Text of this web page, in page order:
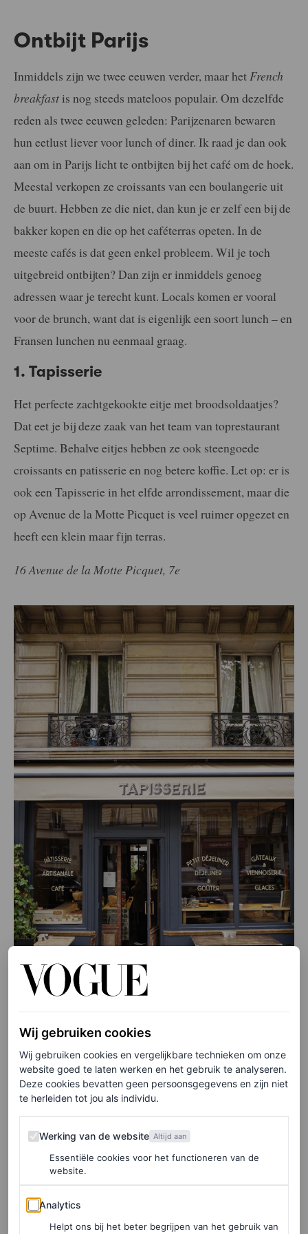
Ontbijt Parijs
Inmiddels zijn we twee eeuwen verder, maar het French
breakfast is nog steeds mateloos populair. Om dezelfde
reden als twee eeuwen geleden: Parijzenaren bewaren
hun eetlust liever voor lunch of diner. Ik raad je dan ook
aan om in Parijs licht te ontbijten bij het café om de hoek.
Meestal verkopen ze croissants van een boulangerie uit
de buurt. Hebben ze die niet, dan kun je er zelf een bij de
bakker kopen en die op het caféterras opeten. In de
meeste cafés is dat geen enkel probleem. Wil je toch
uitgebreid ontbijten? Dan zijn er inmiddels genoeg
adressen waar je terecht kunt. Locals komen er vooral
voor de brunch, want dat is eigenlijk een soort lunch – en
Fransen lunchen nu eenmaal graag.
1. Tapisserie
Het perfecte zachtgekookte eitje met broodsoldaatjes?
Dat eet je bij deze zaak van het team van toprestaurant
Septime. Behalve eitjes hebben ze ook steengoede
croissants en patisserie en nog betere koffie. Let op: er is
ook een Tapisserie in het elfde arrondissement, maar die
op Avenue de la Motte Picquet is veel ruimer opgezet en
heeft een klein maar fijn terras.
16 Avenue de la Motte Picquet, 7e
©BON APPETIT PARIS
Tapisserie
2. The Hood
Hier wordt de hele dag door Aziatische streetfood
geserveerd. Niet missen: de kaya toast bij het ontbijt.
80 Rue Jean-Pierre Timbaud, 11e
Wij gebruiken cookies
Wij gebruiken cookies en vergelijkbare technieken om onze
website goed te laten werken en het gebruik te analyseren.
Deze cookies bevatten geen persoonsgegevens en zijn niet
te herleiden tot jou als individu.
Werking van de website
Werking van de website Altijd aan
Essentiële cookies voor het functioneren van de
website.
Analytics
Analytics
Helpt ons bij het beter begrijpen van het gebruik van